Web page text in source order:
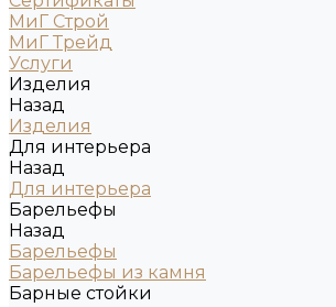
МиГ Строй
МиГ Трейд
Услуги
Изделия
Назад
Изделия
Для интерьера
Назад
Для интерьера
Барельефы
Назад
Барельефы
Барельефы из камня
Барные стойки